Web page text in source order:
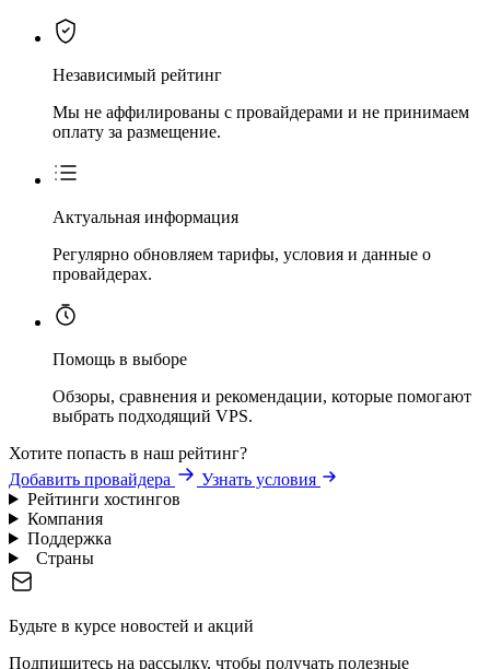
Независимый рейтинг
Мы не аффилированы с провайдерами и не принимаем
оплату за размещение.
Актуальная информация
Регулярно обновляем тарифы, условия и данные о
провайдерах.
Помощь в выборе
Обзоры, сравнения и рекомендации, которые помогают
выбрать подходящий VPS.
Хотите попасть в наш рейтинг?
Добавить провайдера
Узнать условия
Рейтинги хостингов
Компания
Поддержка
Страны
Будьте в курсе новостей и акций
Подпишитесь на рассылку, чтобы получать полезные